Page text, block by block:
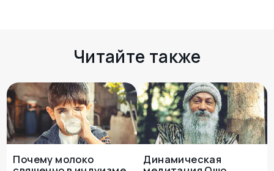
Читайте также
Почему молоко
Динамическая